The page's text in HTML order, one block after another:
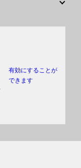
有効にすることが
できます